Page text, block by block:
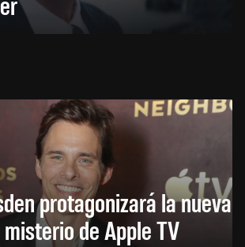
protagonizará la nueva
de Apple TV